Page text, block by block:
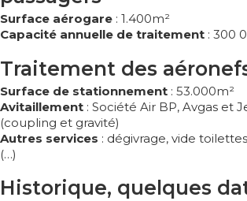
Surface aérogare : 1.400m²
Capacité annuelle de traitement : 300
Traitement des
Surface de stationnement : 53.000m²
Avitaillement : Société Air BP, Avgas et
(coupling et gravité)
Autres services : dégivrage, vide
(…)
Historique, quelques